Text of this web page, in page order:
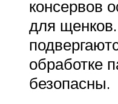
консервов
для
обработке
безопасны.